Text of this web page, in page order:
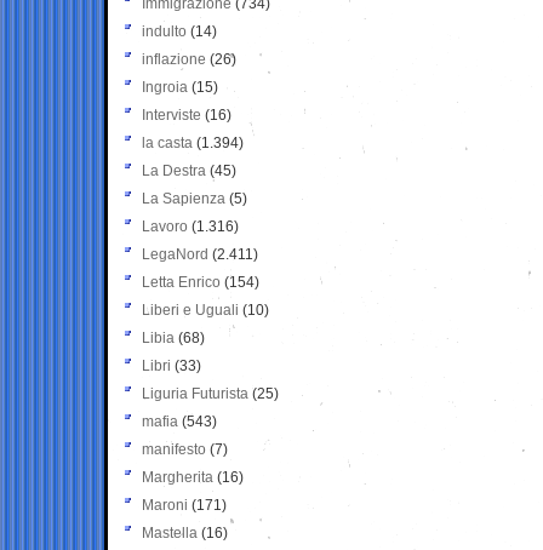
Immigrazione (734)
indulto (14)
inflazione (26)
Ingroia (15)
Interviste (16)
la casta (1.394)
La Destra (45)
La Sapienza (5)
Lavoro (1.316)
LegaNord (2.411)
Letta Enrico (154)
Liberi e Uguali (10)
Libia (68)
Libri (33)
Liguria Futurista (25)
mafia (543)
manifesto (7)
Margherita (16)
Maroni (171)
Mastella (16)